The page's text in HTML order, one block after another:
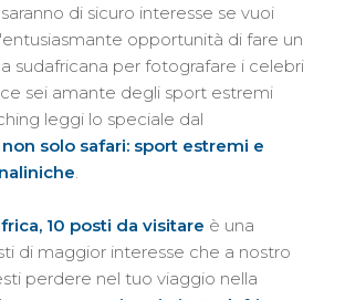
saranno di sicuro interesse se vuoi
opportunità di fare un
sudafricana per fotografare i celebri
sei amante degli sport estremi
leggi lo speciale dal
solo safari: sport estremi e
10 posti da visitare è una
di maggior interesse che a nostro
perdere nel tuo viaggio nella